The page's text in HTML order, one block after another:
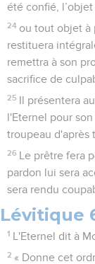
été confié,
24 ou tout objet à
restituera
remettra à son
sacrifice de
25 Il présentera
l'Eternel pour
troupeau d'après
26 Le prêtre fera
pardon lui sera
sera rendu
Lévitique
1 L'Eternel dit à
2 « Donne cet